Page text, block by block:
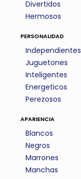
Divertidos
Hermosos
personalidad
Independientes
Juguetones
Inteligentes
Energeticos
Perezosos
apariencia
Blancos
Negros
Marrones
Manchas